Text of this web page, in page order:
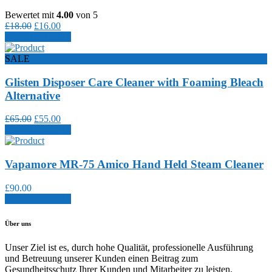
Bewertet mit 4.00 von 5
£18.00 Ursprünglicher
war:
£16.00Aktueller
SALE
Glisten Disposer Care Cleaner with Foaming Bleach
Alternative
£65.00 Ursprünglicher
war:
£55.00Aktueller
Vapamore MR-75 Amico Hand Held Steam Cleaner
£90.00
Über uns
Unser Ziel ist es, durch hohe Qualität, professionelle Ausführung
und Betreuung unserer Kunden einen Beitrag zum
Gesundheitsschutz Ihrer Kunden und Mitarbeiter zu leisten.